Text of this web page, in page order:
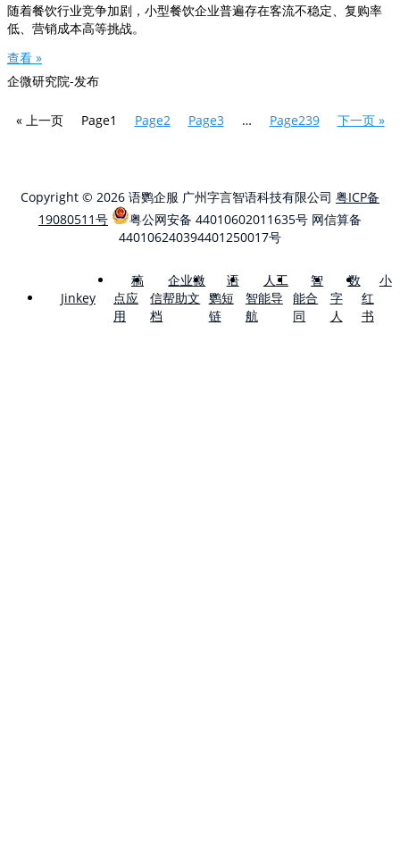
随着餐饮行业竞争加剧，小型餐饮企业普遍存在客流不稳定、复购率
低、营销成本高等挑战。
查看 »
企微研究院-发布
« 上一页 Page1 Page2 Page3 … Page239 下一页 »
Copyright © 2026 语鹦企服 广州字言智语科技有限公司 粤ICP备
19080511号
粤公网安备 44010602011635号 网信算备
440106240394401250017号
Jinkey
稿
点应
用
企业微
信帮助文
档
语
鹦短
链
人工
智能导
航
智
能合
同
数
字
人
小
红
书